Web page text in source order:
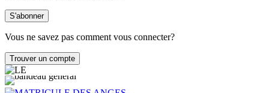
Vous ne savez pas comment vous connecter?